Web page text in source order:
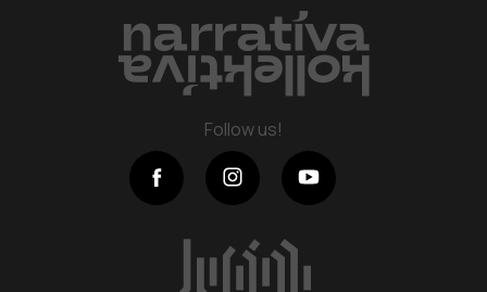
about us
Program
Collective
Follow us!